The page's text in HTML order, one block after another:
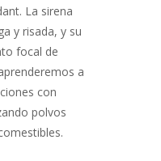
La sirena
y risada, y su
focal de
a
con
polvos